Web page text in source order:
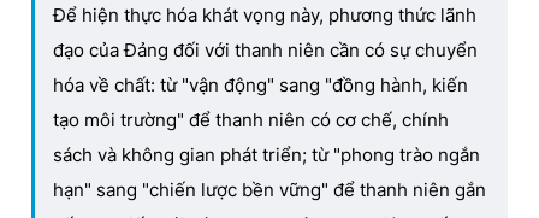
Để hiện thực hóa khát vọng này, phương thức lãnh
đạo của Đảng đối với thanh niên cần có sự chuyển
hóa về chất: từ "vận động" sang "đồng hành, kiến
tạo môi trường" để thanh niên có cơ chế, chính
sách và không gian phát triển; từ "phong trào ngắn
hạn" sang "chiến lược bền vững" để thanh niên gắn